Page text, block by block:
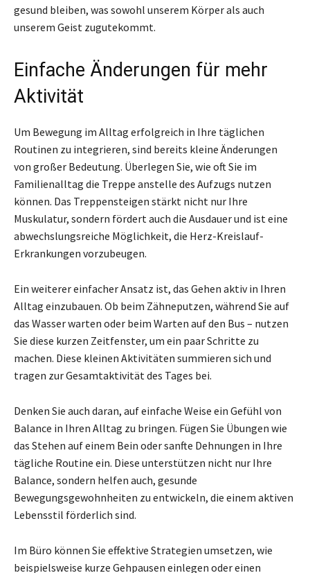
gesund bleiben, was sowohl unserem Körper als auch
unserem Geist zugutekommt.
Einfache Änderungen für mehr
Aktivität
Um Bewegung im Alltag erfolgreich in Ihre täglichen
Routinen zu integrieren, sind bereits kleine Änderungen
von großer Bedeutung. Überlegen Sie, wie oft Sie im
Familienalltag die Treppe anstelle des Aufzugs nutzen
können. Das Treppensteigen stärkt nicht nur Ihre
Muskulatur, sondern fördert auch die Ausdauer und ist eine
abwechslungsreiche Möglichkeit, die Herz-Kreislauf-
Erkrankungen vorzubeugen.
Ein weiterer einfacher Ansatz ist, das Gehen aktiv in Ihren
Alltag einzubauen. Ob beim Zähneputzen, während Sie auf
das Wasser warten oder beim Warten auf den Bus – nutzen
Sie diese kurzen Zeitfenster, um ein paar Schritte zu
machen. Diese kleinen Aktivitäten summieren sich und
tragen zur Gesamtaktivität des Tages bei.
Denken Sie auch daran, auf einfache Weise ein Gefühl von
Balance in Ihren Alltag zu bringen. Fügen Sie Übungen wie
das Stehen auf einem Bein oder sanfte Dehnungen in Ihre
tägliche Routine ein. Diese unterstützen nicht nur Ihre
Balance, sondern helfen auch, gesunde
Bewegungsgewohnheiten zu entwickeln, die einem aktiven
Lebensstil förderlich sind.
Im Büro können Sie effektive Strategien umsetzen, wie
beispielsweise kurze Gehpausen einlegen oder einen